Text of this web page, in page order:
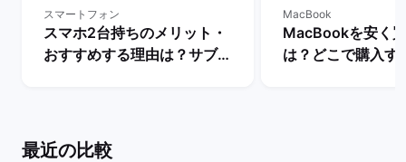
スマートフォン
スマホ2台持ちのメリット・
おすすめする理由は？サブス
MacBook
MacBookを安く
は？どこで購入す
最近の比較